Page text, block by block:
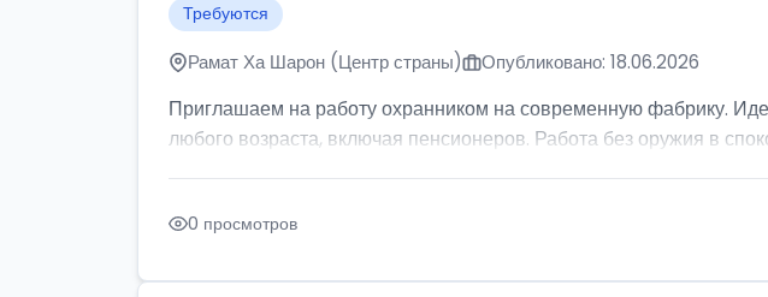
Требуются
Рамат Ха Шарон (Центр страны) Опубликовано: 18.06.2026
Приглашаем на работу охранником на современную фабрику.
любого возраста, включая пенсионеров. Работа без оружия в
0 просмотров